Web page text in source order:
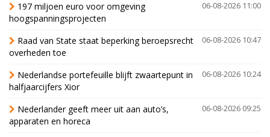
06-08-2026 11:00
197 miljoen euro voor omgeving
hoogspanningsprojecten
06-08-2026 10:47
Raad van State staat beperking beroepsrecht
overheden toe
06-08-2026 10:24
Nederlandse portefeuille blijft zwaartepunt in
halfjaarcijfers Xior
06-08-2026 09:25
Nederlander geeft meer uit aan auto’s,
apparaten en horeca